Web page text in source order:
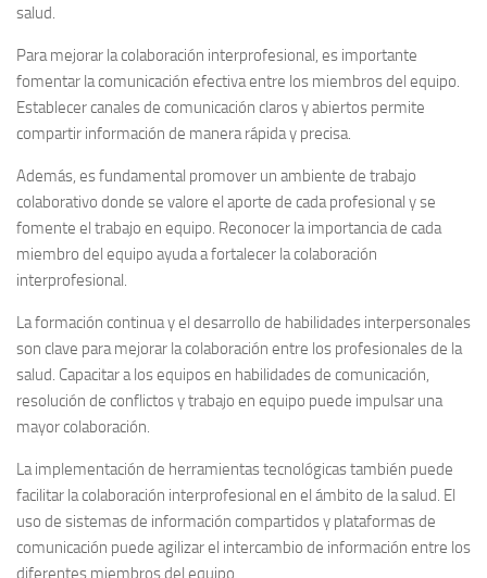
salud.
Para mejorar la colaboración interprofesional, es importante
fomentar la comunicación efectiva entre los miembros del equipo.
Establecer canales de comunicación claros y abiertos permite
compartir información de manera rápida y precisa.
Además, es fundamental promover un ambiente de trabajo
colaborativo donde se valore el aporte de cada profesional y se
fomente el trabajo en equipo. Reconocer la importancia de cada
miembro del equipo ayuda a fortalecer la colaboración
interprofesional.
La formación continua y el desarrollo de habilidades interpersonales
son clave para mejorar la colaboración entre los profesionales de la
salud. Capacitar a los equipos en habilidades de comunicación,
resolución de conflictos y trabajo en equipo puede impulsar una
mayor colaboración.
La implementación de herramientas tecnológicas también puede
facilitar la colaboración interprofesional en el ámbito de la salud. El
uso de sistemas de información compartidos y plataformas de
comunicación puede agilizar el intercambio de información entre los
diferentes miembros del equipo.